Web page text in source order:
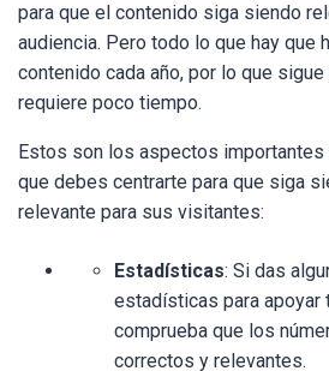
para que el contenido siga siendo
audiencia. Pero todo lo que hay que
contenido cada año, por lo que
requiere poco tiempo.
Estos son los aspectos
que debes centrarte para que siga
relevante para sus visitantes:
Estadísticas: Si das
estadísticas para apoyar
comprueba que los
correctos y relevantes.